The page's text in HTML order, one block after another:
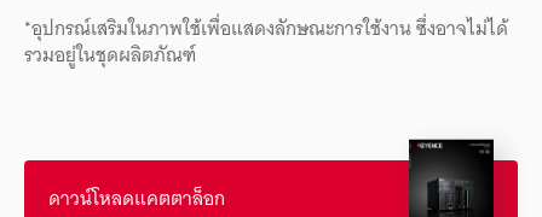
*อุปกรณ์เสริมในภาพใช้เพื่อแสดงลักษณะการใช้งาน ซึ่งอาจไม่ได้
รวมอยู่ในชุดผลิตภัณฑ์
ดาวน์โหลดแคตตาล็อก